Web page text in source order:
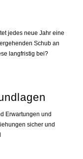
jedes neue Jahr eine
Schub an
langfristig bei?
Erwartungen und
sicher und